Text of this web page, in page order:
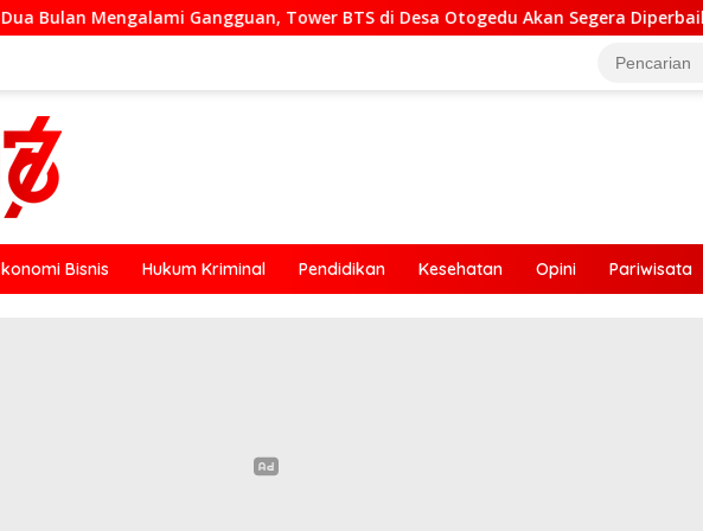
Tower BTS di Desa Otogedu Akan Segera Diperbaiki Sinergi Lintas
Bisnis Hukum Kriminal Pendidikan Kesehatan Opini Pariwisata